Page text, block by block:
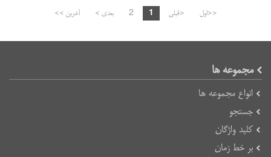
<<اول <قبلی 1
2 بعدی > آخرین >>
مجموعه ها
انواع مجموعه ها
جستجو
کلید واژگان
بر خط زمان